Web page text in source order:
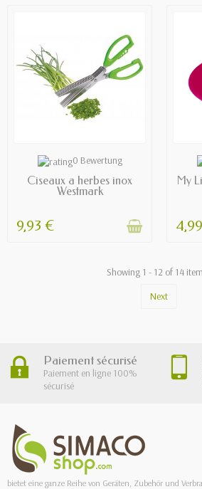
OUT OF STOCK
0 Bewertung
Ciseaux a herbes inox
Westmark
9,93 €
My
Showing 1 - 12 of 14
Next
Paiement sécurisé
Paiement en ligne 100%
sécurisé
bietet eine ganze Reihe von Geräten, Zubehör und